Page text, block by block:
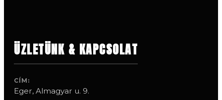
ÜZLETÜNK & KAPCSOLAT
CÍM:
Eger, Almagyar u. 9.